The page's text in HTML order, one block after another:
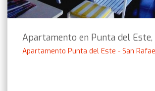
Apartamento en Punta del Este,
Apartamento Punta del Este - San